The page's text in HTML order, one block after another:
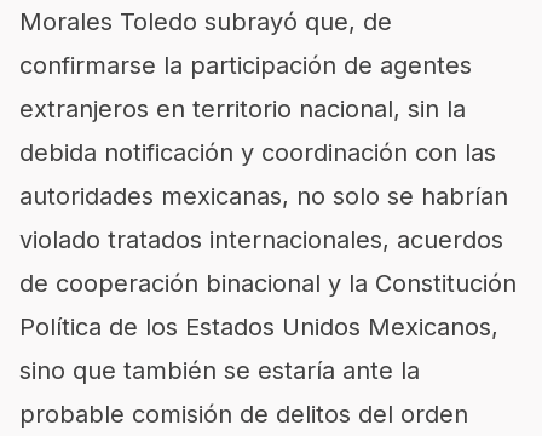
Morales Toledo subrayó que, de
confirmarse la participación de agentes
extranjeros en territorio nacional, sin la
debida notificación y coordinación con las
autoridades mexicanas, no solo se habrían
violado tratados internacionales, acuerdos
de cooperación binacional y la Constitución
Política de los Estados Unidos Mexicanos,
sino que también se estaría ante la
probable comisión de delitos del orden